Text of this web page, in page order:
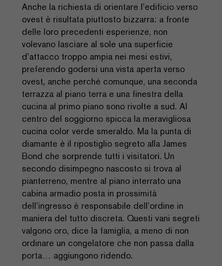
Anche la richiesta di orientare l’edificio verso
ovest è risultata piuttosto bizzarra: a fronte
delle loro precedenti esperienze, non
volevano lasciare al sole una superficie
d’attacco troppo ampia nei mesi estivi,
preferendo godersi una vista aperta verso
ovest, anche perché comunque, una seconda
terrazza al piano terra e una finestra della
cucina al primo piano sono rivolte a sud. Al
centro del soggiorno spicca la meravigliosa
cucina color verde smeraldo. Ma la punta di
diamante è il ripostiglio segreto alla James
Bond che sorprende tutti i visitatori. Un
secondo disimpegno nascosto si trova al
pianterreno, mentre al piano interrato una
cabina armadio posta in prossimità
dell’ingresso è responsabile dell’ordine in
maniera del tutto discreta. Questi vani segreti
valgono oro, dice la famiglia, a meno di non
ordinare un congelatore che non passa dalla
porta… aggiungono ridendo.